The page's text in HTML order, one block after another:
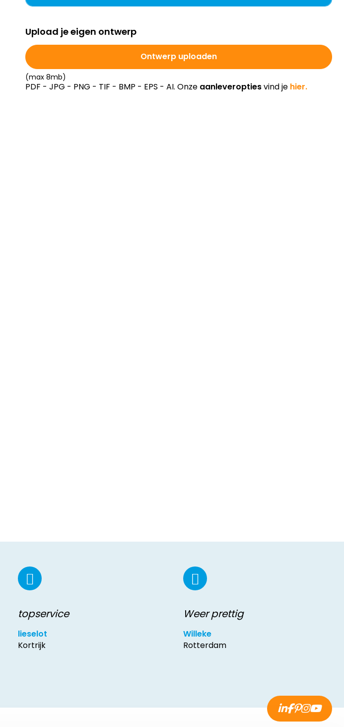
Upload je eigen ontwerp
Ontwerp uploaden
(max 8mb)
PDF - JPG - PNG - TIF - BMP - EPS - AI. Onze aanleveroptiesvind je hier.
topservice
lieselot
Kortrijk
Weer prettig
Willeke
Rotterdam